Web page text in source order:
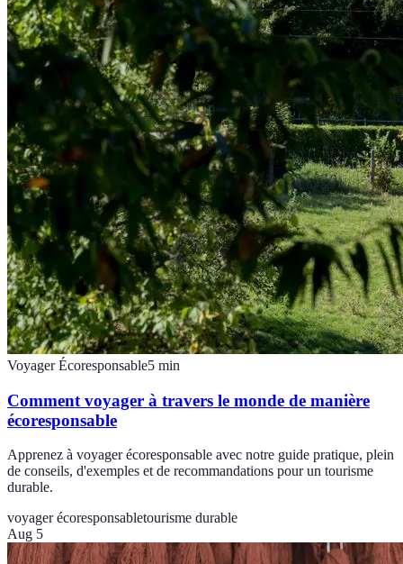
Voyager Écoresponsable5 min
Comment voyager à travers le monde de manière
écoresponsable
Apprenez à voyager écoresponsable avec notre guide pratique, plein
de conseils, d'exemples et de recommandations pour un tourisme
durable.
voyager écoresponsabletourisme durable
Aug 5